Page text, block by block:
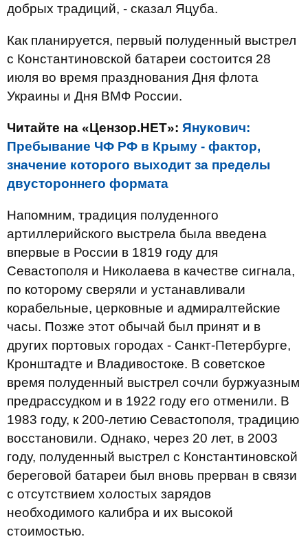
добрых традиций, - сказал Яцуба.
Как планируется, первый полуденный выстрел
с Константиновской батареи состоится 28
июля во время празднования Дня флота
Украины и Дня ВМФ России.
Читайте на «Цензор.НЕТ»: Янукович:
Пребывание ЧФ РФ в Крыму - фактор,
значение которого выходит за пределы
двустороннего формата
Напомним, традиция полуденного
артиллерийского выстрела была введена
впервые в России в 1819 году для
Севастополя и Николаева в качестве сигнала,
по которому сверяли и устанавливали
корабельные, церковные и адмиралтейские
часы. Позже этот обычай был принят и в
других портовых городах - Санкт-Петербурге,
Кронштадте и Владивостоке. В советское
время полуденный выстрел сочли буржуазным
предрассудком и в 1922 году его отменили. В
1983 году, к 200-летию Севастополя, традицию
восстановили. Однако, через 20 лет, в 2003
году, полуденный выстрел с Константиновской
береговой батареи был вновь прерван в связи
с отсутствием холостых зарядов
необходимого калибра и их высокой
стоимостью.